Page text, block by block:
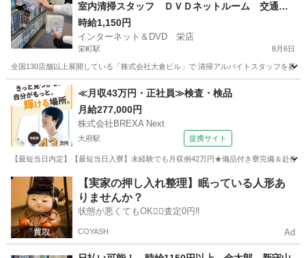
室内清掃スタッフ ＤＶＤネットルーム 交通費
支給！ 髪型髪色自由！ 週2～ＯＫ！1日4ｈ～Ｏ
Ｋ！
時給1,150円
インターネット＆DVD 栄店
栄町駅 8月6日
全国130店舗以上展開している「株式会社大倉ビル」で 清掃アルバイトスタッフを募
愛知 名古屋市 栄町駅 清掃 スタッフ
≪月収43万円・正社員≫検査・検品
月給277,000円
株式会社BREXA Next
大府駅 提携サイト
【最短当日内定】【最短当日入寮】未経験でも月収例42万円★備品付き寮完備＆赴
愛知 大府市 大府駅 その他
【実家の押し入れ整理】眠っている人形あ
りませんか？
状態が悪くてもOK🙆‍♀️査定0円‼️
COYASH Ad